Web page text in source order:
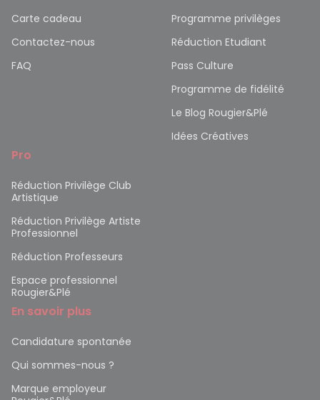
Carte cadeau
Contactez-nous
FAQ
Programme privilèges
Réduction Etudiant
Pass Culture
Programme de fidélité
Le Blog Rougier&Plé
Idées Créatives
Pro
Réduction Privilège Club
Artistique
Réduction Privilège Artiste
Professionnel
Réduction Professeurs
Espace professionnel
Rougier&Plé
En savoir plus
Candidature spontanée
Qui sommes-nous ?
Marque employeur